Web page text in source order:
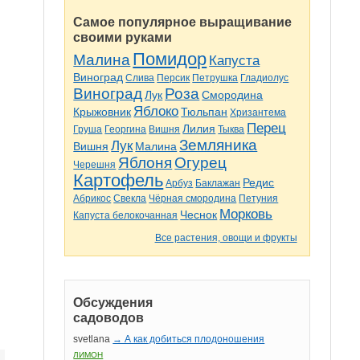
Самое популярное выращивание
своими руками
Малина Помидор Капуста
Виноград Слива Персик Петрушка Гладиолус
Виноград Лук Роза Смородина
Крыжовник Яблоко Тюльпан Хризантема
Груша Георгина Вишня Лилия Тыква Перец
Вишня Лук Малина Земляника
Черешня Яблоня Огурец
Картофель Арбуз Баклажан Редис
Абрикос Свекла Чёрная смородина Петуния
Капуста белокочанная Чеснок Морковь
Все растения, овощи и фрукты
Обсуждения
садоводов
svetlana → А как добиться плодоношения
ЛИМОН